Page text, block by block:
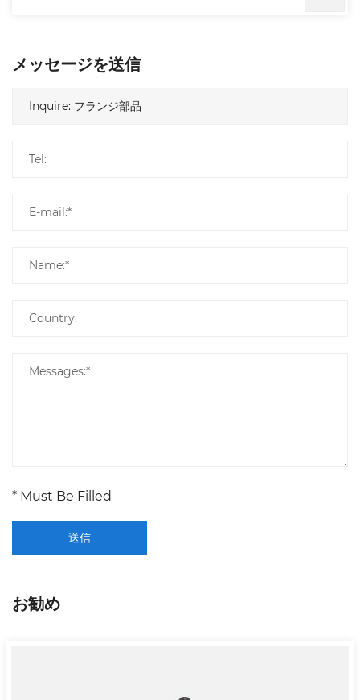
メッセージを送信
* Must Be Filled
送信
お勧め